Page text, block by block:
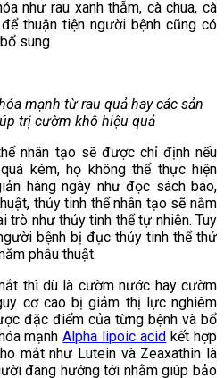
như rau xanh thẫm, cà chua, cà
thuận tiện người bệnh cũng có
sung.
mạnh từ rau quả hay các sản
trị cườm khô hiệu quả
nhân tạo sẽ được chỉ định nếu
kém, họ không thể thực hiện
hàng ngày như đọc sách báo,
thủy tinh thể nhân tạo sẽ nằm
trò như thủy tinh thể tự nhiên. Tuy
bệnh bị đục thủy tinh thể thứ
phẫu thuật.
thì dù là cườm nước hay cườm
cơ cao bị giảm thị lực nghiêm
đặc điểm của từng bệnh và bổ
mạnhAlpha lipoic acid kết hợp
mắt như Lutein và Zeaxathin là
đang hướng tới nhằm giúp bảo